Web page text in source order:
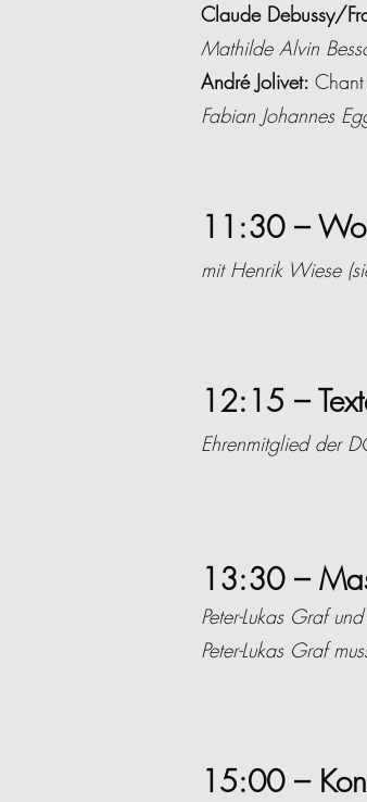
Claude Debussy/
Mathilde Alvin
André Jolivet:
Fabian Johannes
11:30 –
mit Henrik Wiese
12:15 –
Ehrenmitglied der
13:30 –
Peter-Lukas Graf
Peter-Lukas Graf
15:00 –